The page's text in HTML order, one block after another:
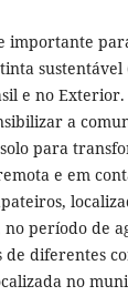
importante
e no
a
para
e em
no período de
de diferentes
no